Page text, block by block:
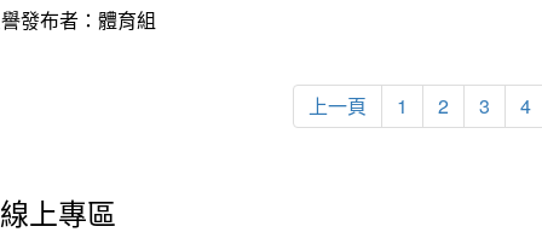
發布者：體育組
上一頁 1 2 3 4
線上專區